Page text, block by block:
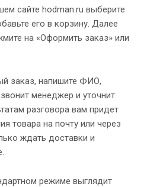
сайте hodman.ru выберите
его в корзину. Далее
на «Оформить заказ» или
заказ, напишите ФИО,
менеджер и уточнит
разговора вам придет
товара на почту или через
ждать доставки и
режиме выглядит